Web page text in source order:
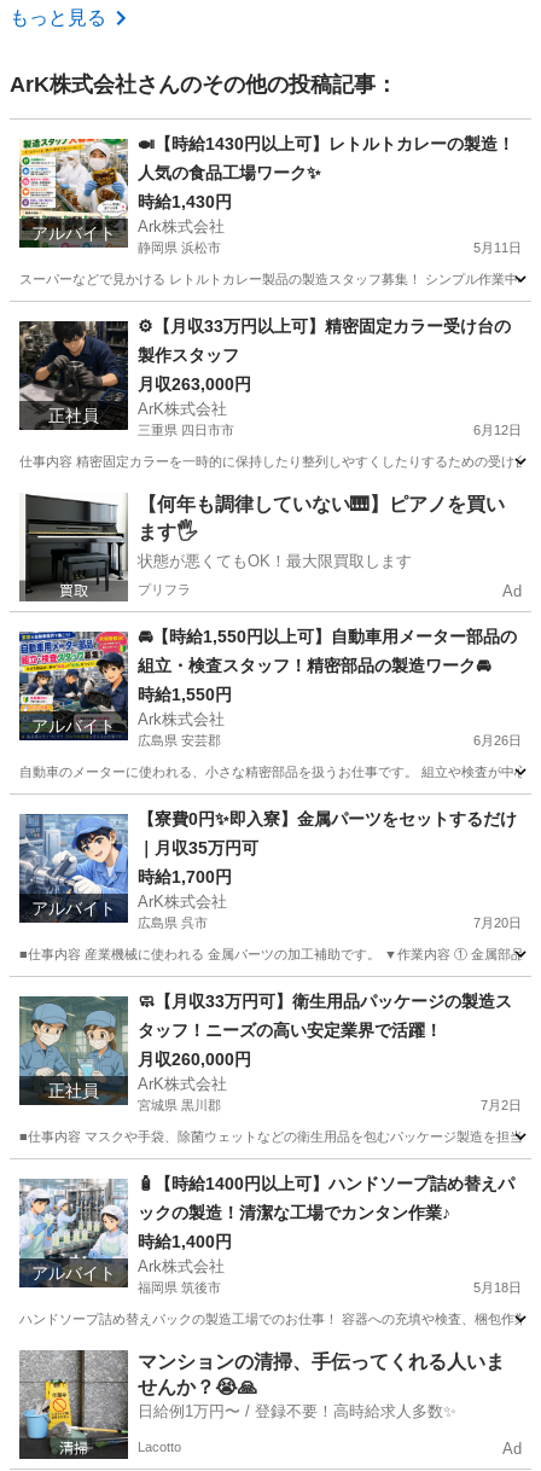
埼玉 桶川市
もっと見る
ArK株式会社さんのその他の投稿記事：
アルバイト
🍛【時給1430円以上可】レトルトカレーの製造！
人気の食品工場ワーク✨
時給1,430円
Ark株式会社
静岡県 浜松市 5月11日
スーパーなどで見かける レトルトカレー製品の製造スタッフ募集！ シンプル作業中
工場 時給
正社員
⚙️【月収33万円以上可】精密固定カラー受け台の
製作スタッフ
月収263,000円
ArK株式会社
三重県 四日市市 6月12日
仕事内容 精密固定カラーを一時的に保持したり整列しやすくしたりするための受け
三重 四日市市 工場 社会保険
【何年も調律していない🎹】ピアノを買い
ます🖐️
状態が悪くてもOK！最大限買取します
プリフラ Ad
アルバイト
🚘【時給1,550円以上可】自動車用メーター部品の
組立・検査スタッフ！精密部品の製造ワーク🚘
時給1,550円
Ark株式会社
広島県 安芸郡 6月26日
自動車のメーターに使われる、小さな精密部品を扱うお仕事です。 組立や検査が中
工場 自動車
アルバイト
【寮費0円✨即入寮】金属パーツをセットするだけ
｜月収35万円可
時給1,700円
ArK株式会社
広島県 呉市 7月20日
■仕事内容 産業機械に使われる 金属パーツの加工補助です。 ▼作業内容 ① 金属部品
工場 無料
正社員
🧼【月収33万円可】衛生用品パッケージの製造ス
タッフ！ニーズの高い安定業界で活躍！
月収260,000円
ArK株式会社
宮城県 黒川郡 7月2日
■仕事内容 マスクや手袋、除菌ウェットなどの衛生用品を包むパッケージ製造を担
工場 パッケージ
アルバイト
🧴【時給1400円以上可】ハンドソープ詰め替えパ
ックの製造！清潔な工場でカンタン作業♪
時給1,400円
Ark株式会社
福岡県 筑後市 5月18日
ハンドソープ詰め替えパックの製造工場でのお仕事！ 容器への充填や検査、梱包作
福岡 筑後市 工場 時給
マンションの清掃、手伝ってくれる人いま
せんか？😭🙏
日給例1万円〜 / 登録不要！高時給求人多数✨
Lacotto Ad